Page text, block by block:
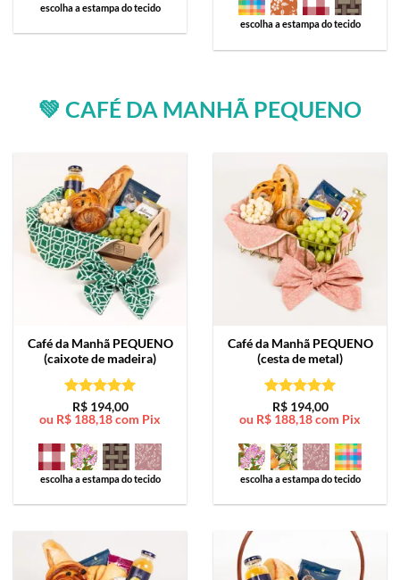
escolha a estampa do tecido
escolha a estampa do tecido
💚 CAFÉ DA MANHÃ PEQUENO
Café da Manhã PEQUENO
(caixote de madeira)
Avaliação5
de 5
R$194,00
ou R$ 188,18com Pix
escolha a estampa do tecido
Café da Manhã PEQUENO
(cesta de metal)
Avaliação5
de 5
R$194,00
ou R$ 188,18com Pix
escolha a estampa do tecido